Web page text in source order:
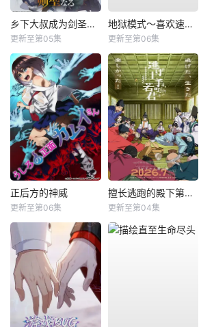
乡下大叔成为剑圣第二季
更新至第05集
地狱模式～喜欢速通游戏的玩家在废设定异世界无双～第二季
更新至第06集
正后方的神威
更新至第06集
擅长逃跑的殿下第二季
更新至第04集